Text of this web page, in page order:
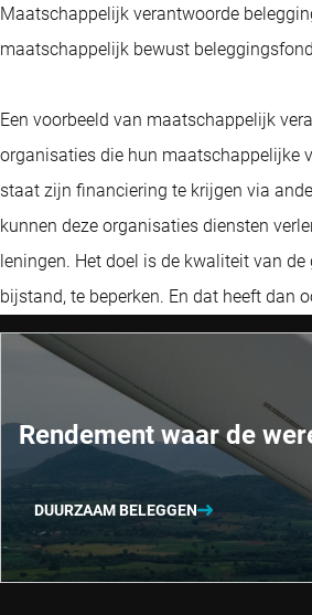
Maatschappelijk verantwoorde
maatschappelijk bewust
Een voorbeeld van maatschappelijk
organisaties die hun maatschappelijke
staat zijn financiering te krijgen via
kunnen deze organisaties diensten
leningen. Het doel is de kwaliteit van
bijstand, te beperken. En dat heeft dan
Rendement waar de
DUURZAAM BELEGGEN